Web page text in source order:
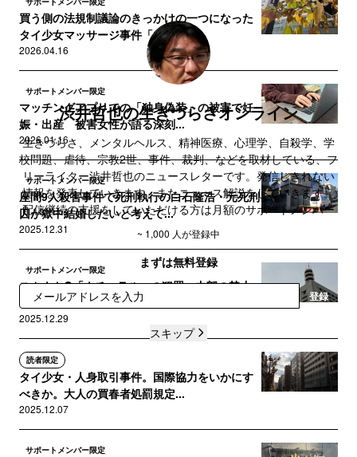
買う側の法規制議論のきっかけの一つになった
タイ少女マッサージ事件「ブロ...
2026.04.16
サポートメンバー限定
マッチングアプリでの「独身偽装」の被害で妊
娠・出産 被害女性が語る深刻...
2026.01.16
サポートメンバー限定
座間9人殺害事件で死刑執行の白石隆浩・元死刑
囚が獄中結婚したいと考えて...
2025.12.31
サポートメンバー限定
スカウトG「ナチュラル」の犯罪 内部の禁止
事項やルール 警察が捜査情報...
2025.12.29
読者限定
タイ少女・人身取引事件。国際協力をいかにす
べきか。大人の買春者処罰規定...
2025.12.07
サポートメンバー限定
渋井哲也の生きづらさオンライン
生きづらさ、メンタルヘルス、精神医療、心理学、自殺学、学
校問題、虐待、宗教2世、事件、裁判、などを取材している、フ
リーライター渋井哲也のニュースレターです。発信しきれない
情報を発表していきます。またニュース解説をしていきます。
配信継続の支援をしていただける方は月額のサポートメンバー
をご検討ください。
~ 1,000 人が登録中
まずは無料登録
登録
スキップ